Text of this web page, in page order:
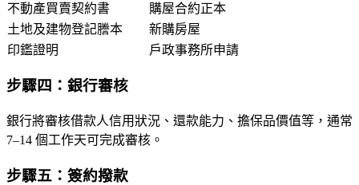
不動產買賣契約書
購屋合約正本
土地及建物登記謄本
新購房屋
印鑑證明
戶政事務所申請
步驟四：銀行審核
銀行將審核借款人信用狀況、還款能力、擔保品價值等，通常
7–14 個工作天可完成審核。
步驟五：簽約撥款